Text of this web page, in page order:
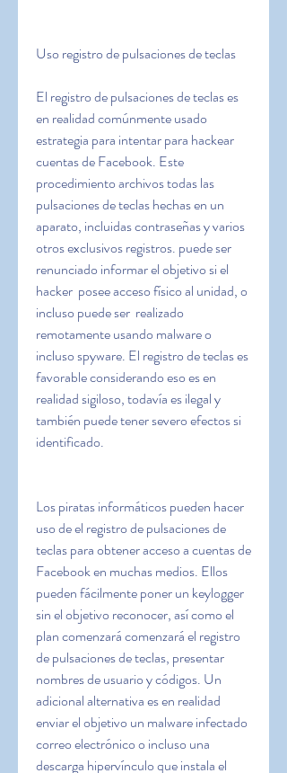
Uso registro de pulsaciones de teclas
El registro de pulsaciones de teclas es
en realidad comúnmente usado
estrategia para intentar para hackear
cuentas de Facebook. Este
procedimiento archivos todas las
pulsaciones de teclas hechas en un
aparato, incluidas contraseñas y varios
otros exclusivos registros. puede ser
renunciado informar el objetivo si el
hacker  posee acceso físico al unidad, o
incluso puede ser  realizado
remotamente usando malware o
incluso spyware. El registro de teclas es
favorable considerando eso es en
realidad sigiloso, todavía es ilegal y
también puede tener severo efectos si
identificado.
Los piratas informáticos pueden hacer
uso de el registro de pulsaciones de
teclas para obtener acceso a cuentas de
Facebook en muchas medios. Ellos
pueden fácilmente poner un keylogger
sin el objetivo reconocer, así como el
plan comenzará comenzará el registro
de pulsaciones de teclas, presentar
nombres de usuario y códigos. Un
adicional alternativa es en realidad
enviar el objetivo un malware infectado
correo electrónico o incluso una
descarga hipervínculo que instala el